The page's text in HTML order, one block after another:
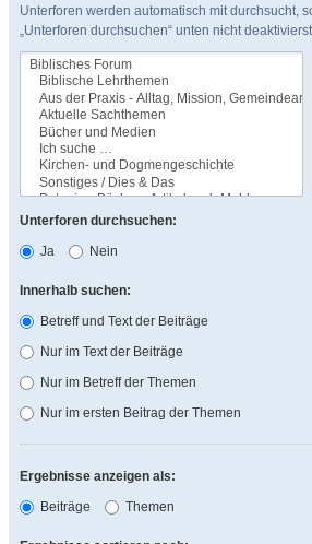
Unterforen werden automatisch mit durchsucht,
„Unterforen durchsuchen“ unten nicht
Unterforen durchsuchen:
Ja
Nein
Innerhalb suchen:
Betreff und Text der Beiträge
Nur im Text der Beiträge
Nur im Betreff der Themen
Nur im ersten Beitrag der Themen
Ergebnisse anzeigen als:
Beiträge
Themen